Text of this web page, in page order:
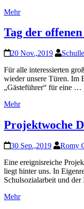
Mehr
Tag der
20 Nov.,2019
Für alle interessierten
wieder unsere Türen. Im
„Gästeführer“ für eine …
Mehr
Projektwoche
30 Sep.,2019
Romy
Eine ereignisreiche
liegt hinter uns. In
Schulsozialarbeit und
Mehr